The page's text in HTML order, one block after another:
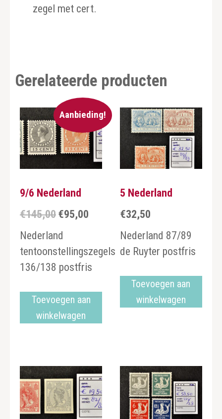
zegel met cert.
Gerelateerde producten
Aanbieding!
9/6 Nederland
€145,00 Oorspronkelijke
prijs
was:
€145,00.
€95,00
Nederland
tentoonstellingszegels
136/138 postfris
Toevoegen aan
winkelwagen
5 Nederland
€32,50
Nederland 87/89
de Ruyter postfris
Toevoegen aan
winkelwagen